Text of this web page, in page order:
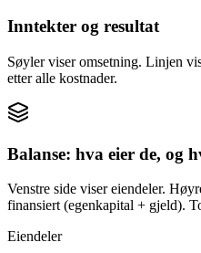
Inntekter og resultat
Søyler viser omsetning. Linjen
etter alle kostnader.
Balanse: hva eier de, og
Venstre side viser eiendeler.
finansiert (egenkapital + gjeld).
Eiendeler